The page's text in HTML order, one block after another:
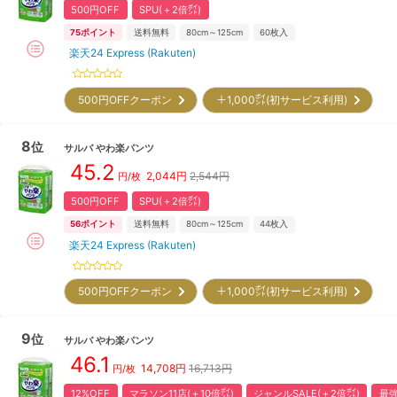
500円OFF SPU(＋2倍㌽)
75ポイント 送料無料 80cm～125cm 60枚入
楽天24 Express (Rakuten)
500円OFFクーポン ＋1,000㌽(初サービス利用)
8位 サルバ やわ楽パンツ
45.2 円/枚 2,044円 2,544円
500円OFF SPU(＋2倍㌽)
56ポイント 送料無料 80cm～125cm 44枚入
楽天24 Express (Rakuten)
500円OFFクーポン ＋1,000㌽(初サービス利用)
9位 サルバ やわ楽パンツ
46.1 円/枚 14,708円 16,713円
12%OFF マラソン11店(＋10倍㌽) ジャンルSALE(＋2倍㌽) 最